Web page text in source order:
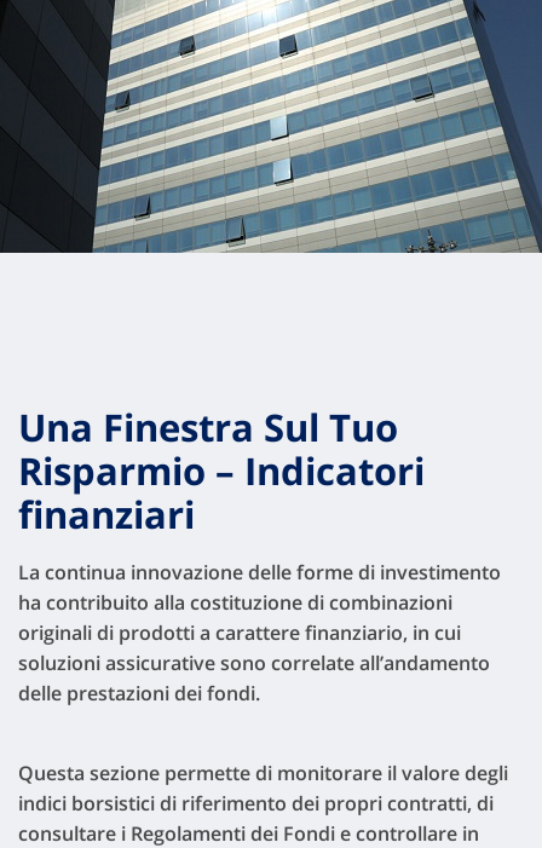
Una Finestra Sul Tuo
Risparmio – Indicatori
finanziari
La continua innovazione delle forme di investimento
ha contribuito alla costituzione di combinazioni
originali di prodotti a carattere finanziario, in cui
soluzioni assicurative sono correlate all’andamento
delle prestazioni dei fondi.
Questa sezione permette di monitorare il valore degli
indici borsistici di riferimento dei propri contratti, di
consultare i Regolamenti dei Fondi e controllare in